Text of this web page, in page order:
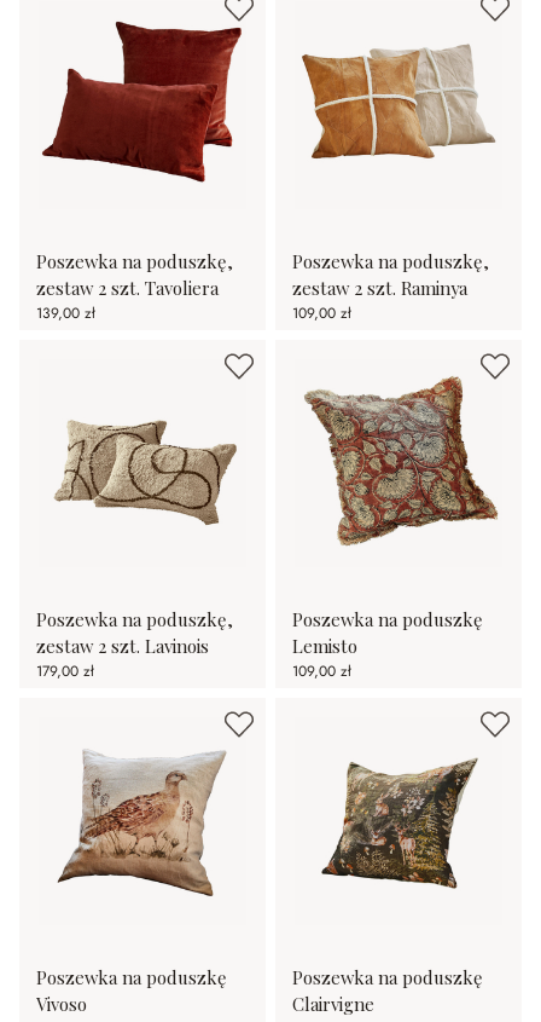
Poszewka na poduszkę,
zestaw 2 szt. Tavoliera
139,00 zł
Poszewka na poduszkę,
zestaw 2 szt. Raminya
109,00 zł
Poszewka na poduszkę,
zestaw 2 szt. Lavinois
179,00 zł
Poszewka na poduszkę
Lemisto
109,00 zł
Poszewka na poduszkę
Vivoso
Poszewka na poduszkę
Clairvigne